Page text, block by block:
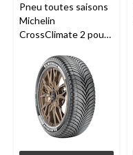
Pneu toutes saisons
Michelin
CrossClimate 2 pour
et multisegments